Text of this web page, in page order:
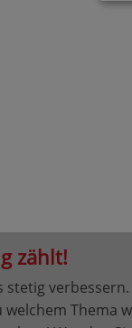
zählt!
welchem Thema